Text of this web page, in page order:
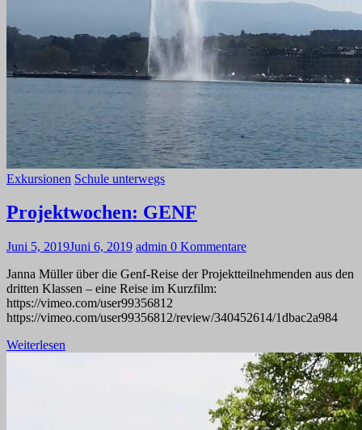
Exkursionen Schule unterwegs
Projektwochen: GENF
Juni 5, 2019Juni 6, 2019 admin 0 Kommentare
Janna Müller über die Genf-Reise der Projektteilnehmenden aus den
dritten Klassen – eine Reise im Kurzfilm:
https://vimeo.com/user99356812
https://vimeo.com/user99356812/review/340452614/1dbac2a984
Weiterlesen